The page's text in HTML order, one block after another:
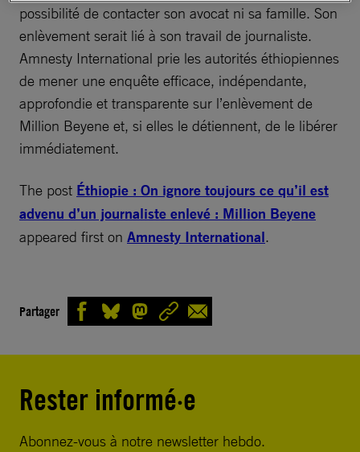
possibilité de contacter son avocat ni sa famille. Son
enlèvement serait lié à son travail de journaliste.
Amnesty International prie les autorités éthiopiennes
de mener une enquête efficace, indépendante,
approfondie et transparente sur l’enlèvement de
Million Beyene et, si elles le détiennent, de le libérer
immédiatement.
The post Éthiopie : On ignore toujours ce qu’il est
advenu d’un journaliste enlevé : Million Beyene
appeared first on Amnesty International.
Partager
Rester informé·e
Abonnez-vous à notre newsletter hebdo.